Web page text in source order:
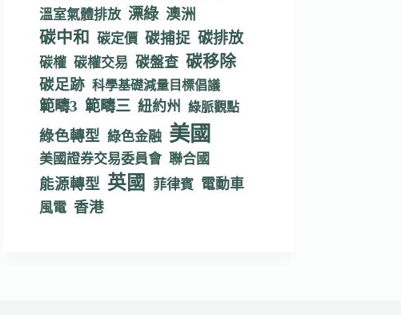
溫室氣體排放 漂綠 澳洲
碳中和 碳定價 碳捕捉 碳排放
碳權 碳權交易 碳盤查 碳移除
碳足跡 科學基礎減量目標倡議
範疇3 範疇三 紐約州 綠脈觀點
綠色轉型 綠色金融 美國
美國證券交易委員會 聯合國
能源轉型 英國 菲律賓 電動車
風電 香港